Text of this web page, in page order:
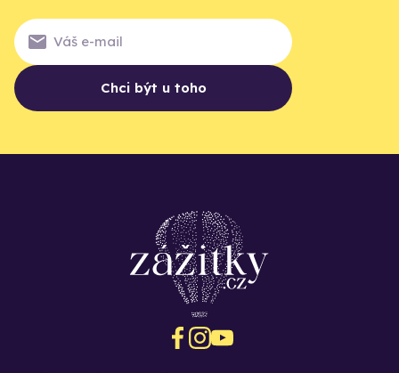
Chci být u toho